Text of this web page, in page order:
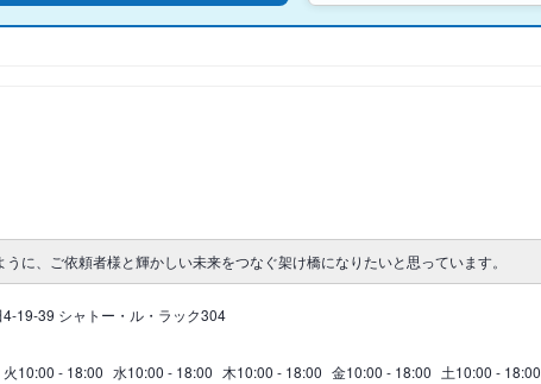
うに、ご依頼者様と輝かしい未来をつなぐ架け橋になりたいと思っています。
4-19-39 シャトー・ル・ラック304
火10:00 - 18:00 水10:00 - 18:00 木10:00 - 18:00 金10:00 - 18:00 土10:00 - 18:00